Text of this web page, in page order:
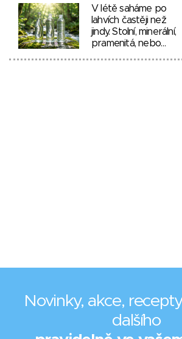
V létě saháme po
lahvích častěji než
jindy. Stolní, minerální,
pramenitá, nebo…
Novinky, akce,
dalšího